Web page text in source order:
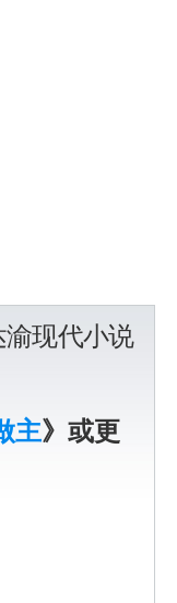
渝现代小说
主》或更